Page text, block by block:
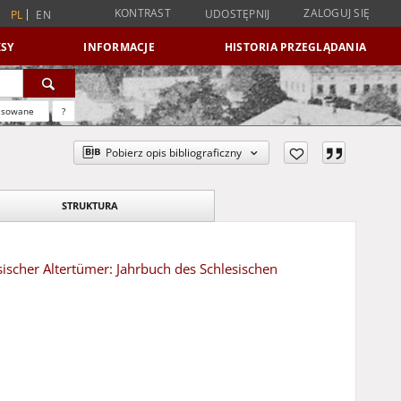
PL EN KONTRAST UDOSTĘPNIJ ZALOGUJ SIĘ
INFORMACJE HISTORIA PRZEGLĄDANIA
?
Pobierz opis bibliograficzny
STRUKTURA
Altertümer: Jahrbuch des Schlesischen